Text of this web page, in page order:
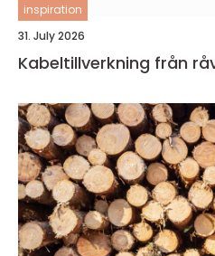
inspiration
31. July 2026